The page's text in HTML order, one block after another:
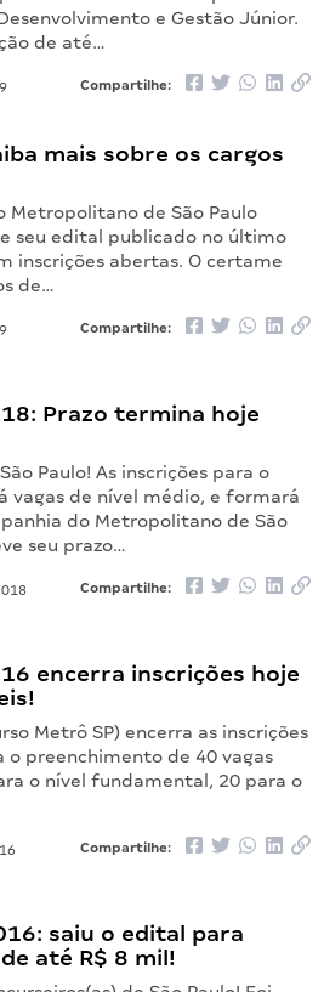
e Gestão Júnior.
de até…
Compartilhe:
mais sobre os cargos
Metropolitano de São Paulo
seu edital publicado no último
inscrições abertas. O certame
de…
Compartilhe:
Prazo termina hoje
Paulo! As inscrições para o
vagas de nível médio, e formará
do Metropolitano de São
seu prazo…
Compartilhe:
encerra inscrições hoje
Metrô SP) encerra as inscrições
o preenchimento de 40 vagas
o nível fundamental, 20 para o
Compartilhe:
saiu o edital para
até R$ 8 mil!